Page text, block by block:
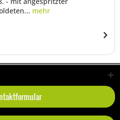
mehr